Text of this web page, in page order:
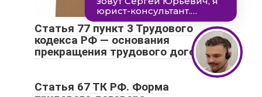
Статья 77 пункт 3 Трудового
кодекса РФ — основания
прекращения трудового договора
Статья 67 ТК РФ. Форма